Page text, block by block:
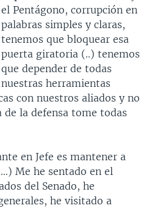
el Pentágono, corrupción en
palabras simples y claras,
tenemos que bloquear esa
puerta giratoria (..) tenemos
que depender de todas
nuestras herramientas
con nuestros aliados y no
la defensa tome todas
en Jefe es mantener a
Me he sentado en el
del Senado, he
he visitado a